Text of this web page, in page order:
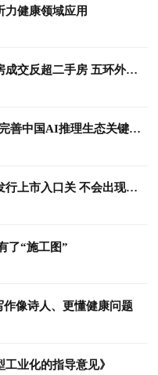
力健康领域应用
北京楼市新政首周末：局部区域新房成交反超二手房 五环外看房热度提升
华为将发布AI推理领域突破性成果 完善中国AI推理生态关键部分
周末要闻汇总：证监会将继续严把发行上市入口关 不会出现大规模扩容
了“施工图”
像诗人、更懂健康问题
业化的指导意见》